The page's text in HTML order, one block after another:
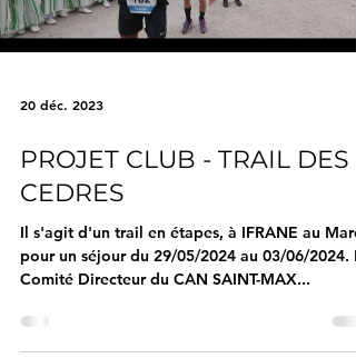
20 déc. 2023
PROJET CLUB - TRAIL DES
CEDRES
Il s'agit d'un trail en étapes, à IFRANE au